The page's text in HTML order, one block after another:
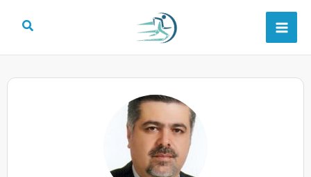
پرش
محتوا
Main
Menu